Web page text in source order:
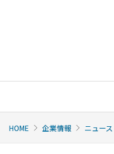
HOME 企業情報 ニュー